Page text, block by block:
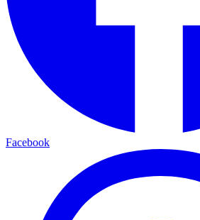
Facebook